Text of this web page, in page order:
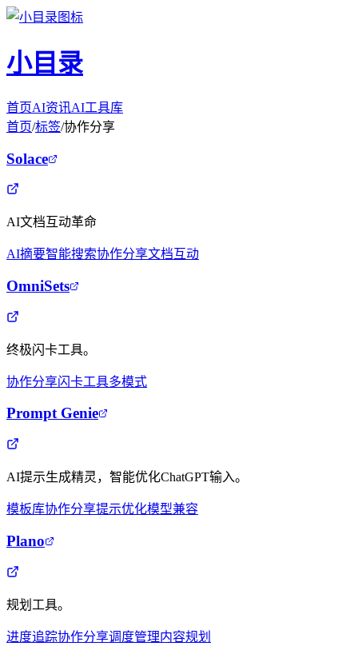
小目录
首页AI资讯AI工具库
首页/标签/协作分享
Solace
AI文档互动革命
AI摘要智能搜索协作分享文档互动
OmniSets
终极闪卡工具。
协作分享闪卡工具多模式
Prompt Genie
AI提示生成精灵，智能优化ChatGPT输入。
模板库协作分享提示优化模型兼容
Plano
规划工具。
进度追踪协作分享调度管理内容规划